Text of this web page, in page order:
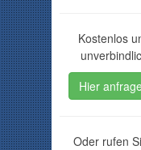
Kostenlos
Hier
Oder rufen